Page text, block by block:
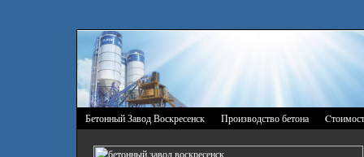
Бетонный Завод Воскресенск Производство бетона